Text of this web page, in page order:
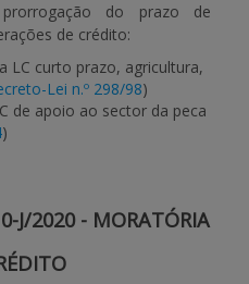
do prazo de
de crédito:
LC curto prazo, agricultura,
Lei n.º 298/98)
de apoio ao sector da peca
)
J/2020 - MORATÓRIA